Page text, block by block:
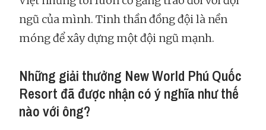
ngũ của mình. Tinh thần đồng đội là nền
móng để xây dựng một đội ngũ mạnh.
Những giải thưởng New World Phú Quốc
Resort đã được nhận có ý nghĩa như thế
nào với ông?